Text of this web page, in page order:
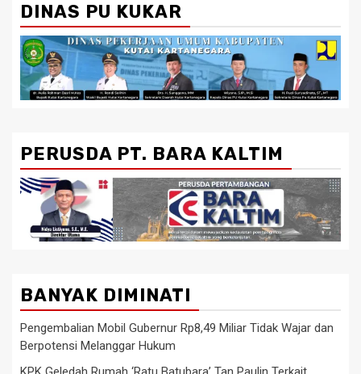
DINAS PU KUKAR
PERUSDA PT. BARA KALTIM
BANYAK DIMINATI
Pengembalian Mobil Gubernur Rp8,49 Miliar Tidak Wajar dan
Berpotensi Melanggar Hukum